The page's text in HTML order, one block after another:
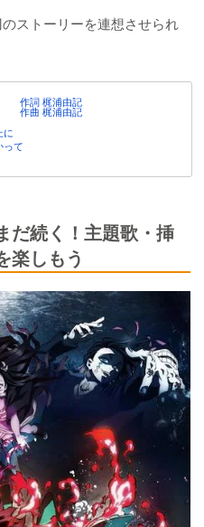
ストーリーを連想させられ
作詞 梶浦由記
作曲 梶浦由記
に
って
だ続く！主題歌・挿
楽しもう